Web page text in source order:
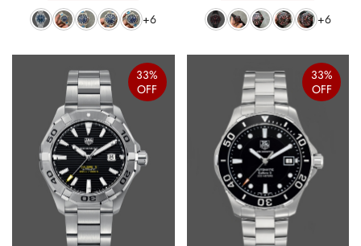
+6
+6
33%
OFF
33%
OFF